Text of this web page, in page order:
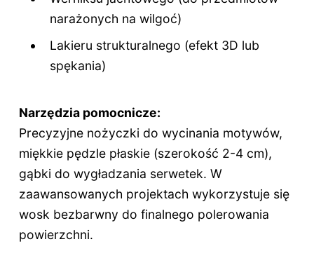
narażonych na wilgoć)
Lakieru strukturalnego (efekt 3D lub
spękania)
Narzędzia pomocnicze:
Precyzyjne nożyczki do wycinania motywów,
miękkie pędzle płaskie (szerokość 2-4 cm),
gąbki do wygładzania serwetek. W
zaawansowanych projektach wykorzystuje się
wosk bezbarwny do finalnego polerowania
powierzchni.